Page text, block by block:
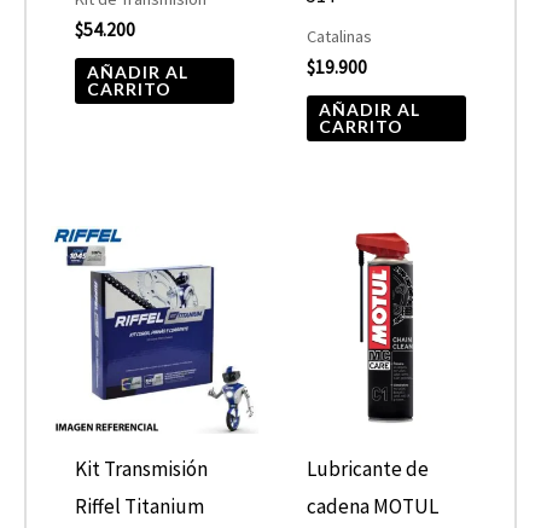
$54.200
AÑADIR AL
CARRITO
Catalinas
$19.900
AÑADIR AL
CARRITO
Kit Transmisión
Riffel Titanium
Lubricante de
cadena MOTUL